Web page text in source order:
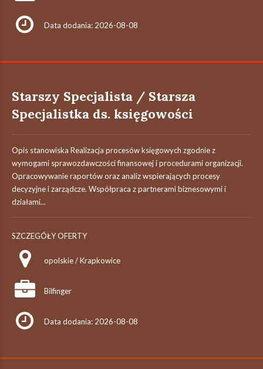
Data dodania: 2026-08-08
Starszy Specjalista / Starsza
Specjalistka ds. księgowości
Opis stanowiska Realizacja procesów księgowych zgodnie z
wymogami sprawozdawczości finansowej i procedurami organizacji.
Opracowywanie raportów oraz analiz wspierających procesy
decyzyjne i zarządcze. Współpraca z partnerami biznesowymi i
działami...
SZCZEGÓŁY OFERTY
opolskie / Krapkowice
Bilfinger
Data dodania: 2026-08-08